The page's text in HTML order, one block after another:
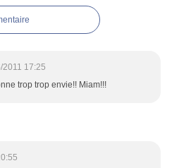
2011 17:25
trop trop envie!! Miam!!!